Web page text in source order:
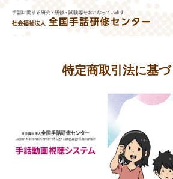
特定商取引法に基